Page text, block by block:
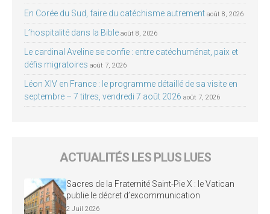
En Corée du Sud, faire du catéchisme autrement août 8, 2026
L’hospitalité dans la Bible août 8, 2026
Le cardinal Aveline se confie : entre catéchuménat, paix et
défis migratoires août 7, 2026
Léon XIV en France : le programme détaillé de sa visite en
septembre – 7 titres, vendredi 7 août 2026 août 7, 2026
ACTUALITÉS LES PLUS LUES
Sacres de la Fraternité Saint-Pie X : le Vatican
publie le décret d’excommunication
2 Juil 2026